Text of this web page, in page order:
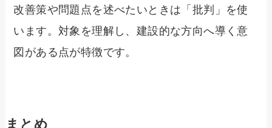
改善策や問題点を述べたいときは「批判」を使
います。対象を理解し、建設的な方向へ導く意
図がある点が特徴です。
まとめ